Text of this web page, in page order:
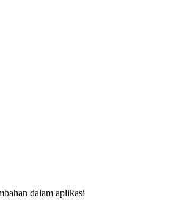
dalam aplikasi